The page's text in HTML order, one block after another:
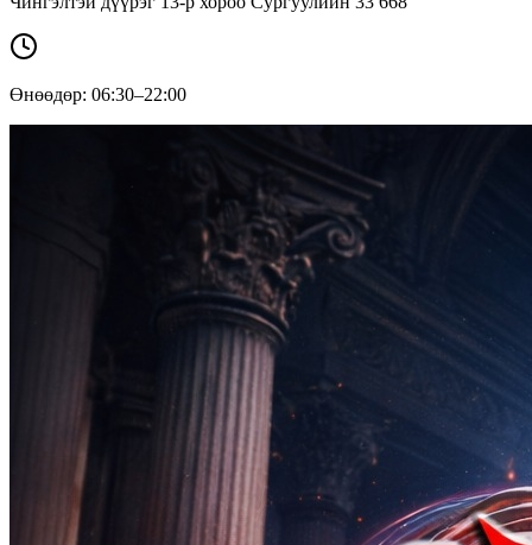
Өнөөдөр: 06:30–22:00